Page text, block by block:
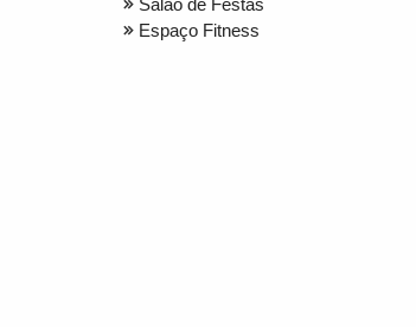
Salão de Festas
Espaço Fitness